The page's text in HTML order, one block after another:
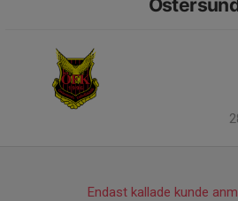
Endast kallade kunde